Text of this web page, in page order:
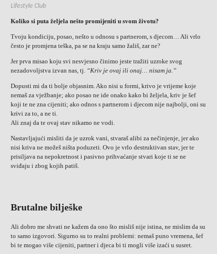
Lifestyle Club
Koliko si puta željela nešto promijeniti u svom životu?
Tvoju kondiciju, posao, nešto u odnosu s partnerom, s djecom… Ali vrlo
često je promjena teška, pa se na kraju samo žališ, zar ne?
Jer prva misao koju svi nesvjesno činimo jeste tražiti uzroke svog
nezadovoljstva izvan nas, tj. “Kriv je ovaj ili onaj… nisam ja.”
Dopusti mi da ti bolje objasnim. Ako nisi u formi, krivo je vrijeme koje
nemaš za vježbanje; ako posao ne ide onako kako bi željela, kriv je šef
koji te ne zna cijeniti; ako odnos s partnerom i djecom nije najbolji, oni su
krivi za to, a ne ti.
Ali znaj da te ovaj stav nikamo ne vodi.
Nastavljajući misliti da je uzrok vani, stvaraš alibi za nečinjenje, jer ako
nisi kriva ne možeš ništa poduzeti. Ovo je vrlo destruktivan stav, jer te
prisiljava na nepokretnost i pasivno prihvaćanje stvari koje ti se ne
sviđaju i zbog kojih patiš.
Brutalne bilješke
Ali dobro me shvati ne kažem da ono što misliš nije istina, ne mislim da su
to samo izgovori. Sigurno su to realni problemi: nemaš puno vremena, šef
bi te mogao više cijeniti, partner i djeca bi ti mogli više izaći u susret.